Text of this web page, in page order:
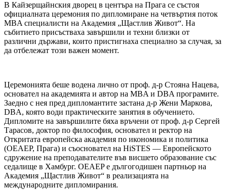
В Кайзерщайнския дворец в центъра на Прага се състоя
официалната церемония по дипломиране на четвъртия поток
MBA специалисти на Академия „Щастлив Живот“. На
събитието присъстваха завършили и техни близки от
различни държави, които пристигнаха специално за случая, за
да отбележат този важен момент.
Церемонията беше водена лично от проф. д-р Стояна Нацева,
основател на академията и автор на MBA и DBA програмите.
Заедно с нея пред дипломантите застана д-р Жени Маркова,
DBA, която води практическите занятия в обучението.
Дипломите на завършилите бяха връчени от проф. д-р Сергей
Тарасов, доктор по философия, основател и ректор на
Откритата европейска академия по икономика и политика
(OEAEP, Прага) и съосновател на HiSTES — Европейското
сдружение на преподавателите във висшето образование със
седалище в Хамбург. OEAEP е дългогодишен партньор на
Академия „Щастлив Живот“ в реализацията на
международните дипломирания.